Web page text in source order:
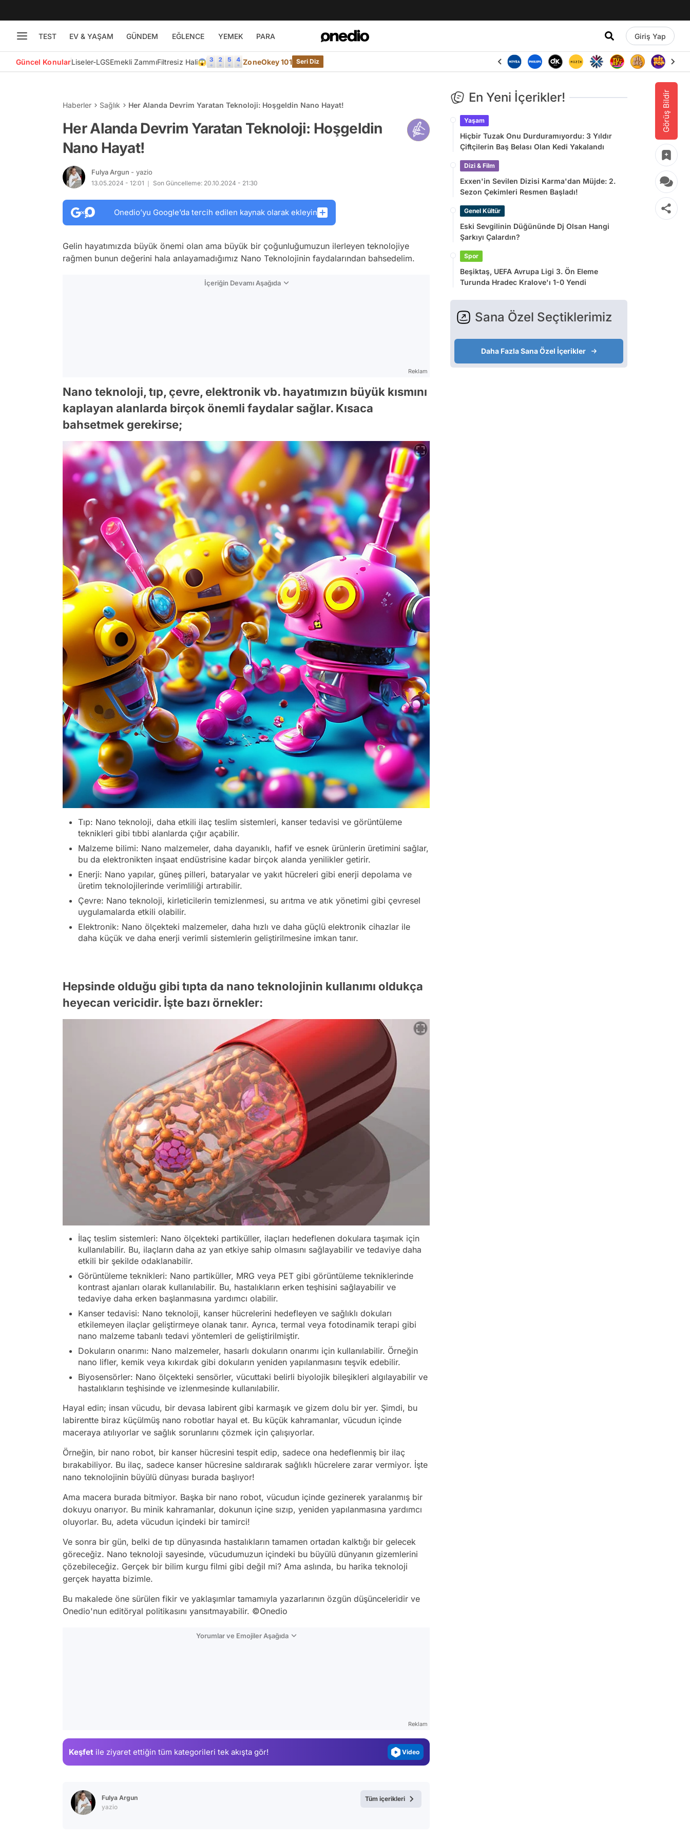
TEST EV & YAŞAM GÜNDEM EĞLENCE YEMEK PARA Giriş Yap
Güncel KonularLiseler-LGSEmekli ZammıFiltresiz Hali😱 ZoneOkey 101 Seri Diz
Görüş Bildir
Haberler Sağlık Her Alanda Devrim Yaratan Teknoloji: Hoşgeldin Nano Hayat!
Her Alanda Devrim Yaratan Teknoloji: Hoşgeldin
Nano Hayat!
Fulya Argun - yazio
13.05.2024 - 12:01 Son Güncelleme: 20.10.2024 - 21:30
Onedio’yu Google’da tercih edilen kaynak olarak ekleyin
Gelin hayatımızda büyük önemi olan ama büyük bir çoğunluğumuzun ilerleyen teknolojiye
rağmen bunun değerini hala anlayamadığımız Nano Teknolojinin faydalarından bahsedelim.
İçeriğin Devamı Aşağıda
Reklam
Nano teknoloji, tıp, çevre, elektronik vb. hayatımızın büyük kısmını
kaplayan alanlarda birçok önemli faydalar sağlar. Kısaca
bahsetmek gerekirse;
Tıp: Nano teknoloji, daha etkili ilaç teslim sistemleri, kanser tedavisi ve görüntüleme
teknikleri gibi tıbbi alanlarda çığır açabilir.
Malzeme bilimi: Nano malzemeler, daha dayanıklı, hafif ve esnek ürünlerin üretimini sağlar,
bu da elektronikten inşaat endüstrisine kadar birçok alanda yenilikler getirir.
Enerji: Nano yapılar, güneş pilleri, bataryalar ve yakıt hücreleri gibi enerji depolama ve
üretim teknolojilerinde verimliliği artırabilir.
Çevre: Nano teknoloji, kirleticilerin temizlenmesi, su arıtma ve atık yönetimi gibi çevresel
uygulamalarda etkili olabilir.
Elektronik: Nano ölçekteki malzemeler, daha hızlı ve daha güçlü elektronik cihazlar ile
daha küçük ve daha enerji verimli sistemlerin geliştirilmesine imkan tanır.
Hepsinde olduğu gibi tıpta da nano teknolojinin kullanımı oldukça
heyecan vericidir. İşte bazı örnekler:
İlaç teslim sistemleri: Nano ölçekteki partiküller, ilaçları hedeflenen dokulara taşımak için
kullanılabilir. Bu, ilaçların daha az yan etkiye sahip olmasını sağlayabilir ve tedaviye daha
etkili bir şekilde odaklanabilir.
Görüntüleme teknikleri: Nano partiküller, MRG veya PET gibi görüntüleme tekniklerinde
kontrast ajanları olarak kullanılabilir. Bu, hastalıkların erken teşhisini sağlayabilir ve
tedaviye daha erken başlanmasına yardımcı olabilir.
Kanser tedavisi: Nano teknoloji, kanser hücrelerini hedefleyen ve sağlıklı dokuları
etkilemeyen ilaçlar geliştirmeye olanak tanır. Ayrıca, termal veya fotodinamik terapi gibi
nano malzeme tabanlı tedavi yöntemleri de geliştirilmiştir.
Dokuların onarımı: Nano malzemeler, hasarlı dokuların onarımı için kullanılabilir. Örneğin
nano lifler, kemik veya kıkırdak gibi dokuların yeniden yapılanmasını teşvik edebilir.
Biyosensörler: Nano ölçekteki sensörler, vücuttaki belirli biyolojik bileşikleri algılayabilir ve
hastalıkların teşhisinde ve izlenmesinde kullanılabilir.
Hayal edin; insan vücudu, bir devasa labirent gibi karmaşık ve gizem dolu bir yer. Şimdi, bu
labirentte biraz küçülmüş nano robotlar hayal et. Bu küçük kahramanlar, vücudun içinde
maceraya atılıyorlar ve sağlık sorunlarını çözmek için çalışıyorlar.
Örneğin, bir nano robot, bir kanser hücresini tespit edip, sadece ona hedeflenmiş bir ilaç
bırakabiliyor. Bu ilaç, sadece kanser hücresine saldırarak sağlıklı hücrelere zarar vermiyor. İşte
nano teknolojinin büyülü dünyası burada başlıyor!
Ama macera burada bitmiyor. Başka bir nano robot, vücudun içinde gezinerek yaralanmış bir
dokuyu onarıyor. Bu minik kahramanlar, dokunun içine sızıp, yeniden yapılanmasına yardımcı
oluyorlar. Bu, adeta vücudun içindeki bir tamirci!
Ve sonra bir gün, belki de tıp dünyasında hastalıkların tamamen ortadan kalktığı bir gelecek
göreceğiz. Nano teknoloji sayesinde, vücudumuzun içindeki bu büyülü dünyanın gizemlerini
çözebileceğiz. Gerçek bir bilim kurgu filmi gibi değil mi? Ama aslında, bu harika teknoloji
gerçek hayatta bizimle.
Bu makalede öne sürülen fikir ve yaklaşımlar tamamıyla yazarlarının özgün düşünceleridir ve
Onedio'nun editöryal politikasını yansıtmayabilir. ©Onedio
Yorumlar ve Emojiler Aşağıda
Reklam
Keşfet ile ziyaret ettiğin tüm kategorileri tek akışta gör!
Magazin
Test
Fulya Argun
yazio
Tüm içerikleri
En Yeni İçerikler!
Yaşam
Hiçbir Tuzak Onu Durduramıyordu: 3 Yıldır
Çiftçilerin Baş Belası Olan Kedi Yakalandı
Dizi & Film
Exxen'in Sevilen Dizisi Karma'dan Müjde: 2.
Sezon Çekimleri Resmen Başladı!
Genel Kültür
Eski Sevgilinin Düğününde Dj Olsan Hangi
Şarkıyı Çalardın?
Spor
Beşiktaş, UEFA Avrupa Ligi 3. Ön Eleme
Turunda Hradec Kralove'ı 1-0 Yendi
Sana Özel Seçtiklerimiz
Daha Fazla Sana Özel İçerikler